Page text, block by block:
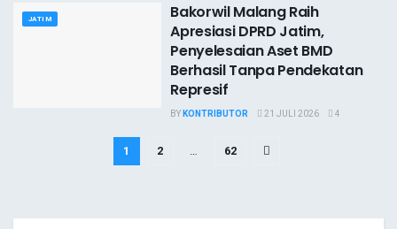
JATIM
Bakorwil Malang Raih
Apresiasi DPRD Jatim,
Penyelesaian Aset BMD
Berhasil Tanpa Pendekatan
Represif
BYKONTRIBUTOR 21 JULI 2026 4
1 2 … 62